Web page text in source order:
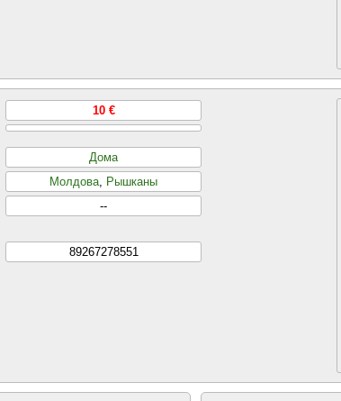
10 €
Дома
Молдова, Рышканы
--
89267278551